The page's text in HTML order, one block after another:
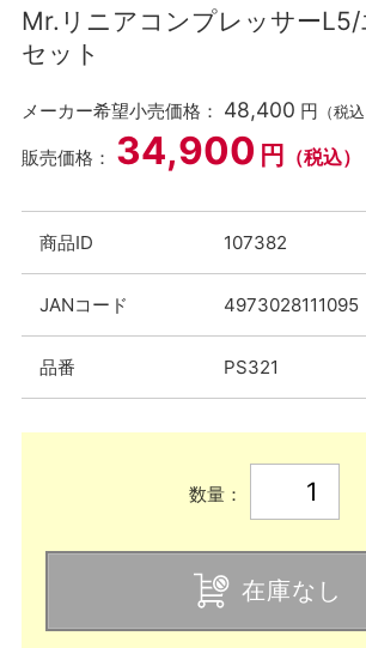
Mr.リニアコンプレッサーL5/
セット
メーカー希望小売価格： 48,400 円 （税込
販売価格： 34,900 円 （税込）
商品ID 107382
JANコード 4973028111095
品番 PS321
数量：
在庫なし